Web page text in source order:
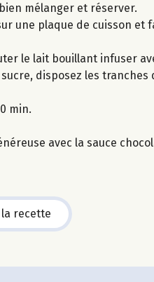
mélanger et réserver.
une plaque de cuisson
le lait bouillant infuser
disposez les
min.
avec la sauce
recette